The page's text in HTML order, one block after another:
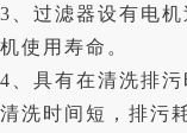
3、过滤器设有电
机使用寿命。
4、具有在清洗排
清洗时间短，排污